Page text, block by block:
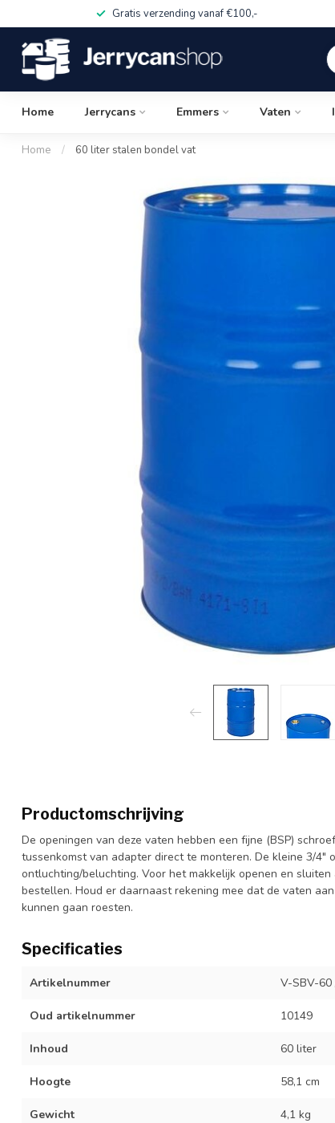
Gratis verzending vanaf €100,-
Home Jerrycans Emmers Vaten
Home / 60 liter stalen bondel vat
Productomschrijving
De openingen van deze vaten hebben een fijne (BSP)
tussenkomst van adapter direct te monteren. De kleine 3/4"
ontluchting/beluchting. Voor het makkelijk openen en
bestellen. Houd er daarnaast rekening mee dat de vaten
kunnen gaan roesten.
Specificaties
Artikelnummer V-SBV-60
Oud artikelnummer 10149
Inhoud 60 liter
Hoogte 58,1 cm
Gewicht 4,1 kg